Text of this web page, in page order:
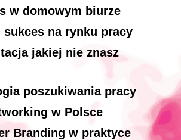
w domowym biurze
sukces na rynku pracy
jakiej nie znasz
poszukiwania pracy
w Polsce
Branding w praktyce